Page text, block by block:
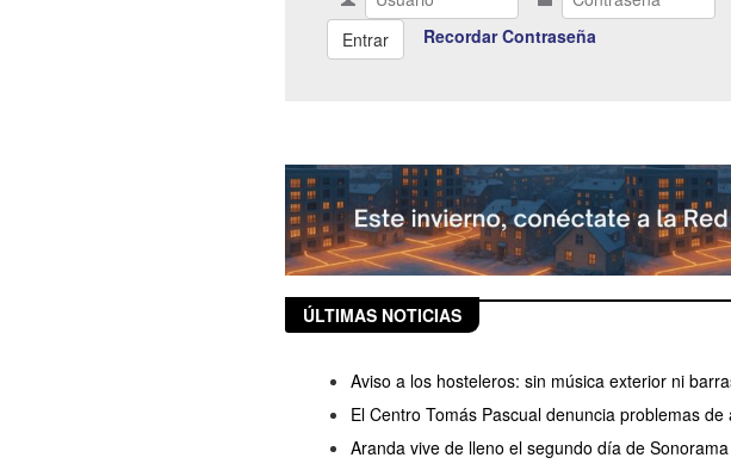
Recordar Contraseña
ÚLTIMAS NOTICIAS
Aviso a los hosteleros: sin música exterior ni
El Centro Tomás Pascual denuncia problemas
Aranda vive de lleno el segundo día de